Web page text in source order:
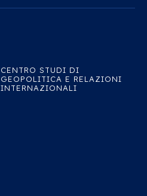
CENTRO STUDI DI
GEOPOLITICA E RELAZIONI
INTERNAZIONALI